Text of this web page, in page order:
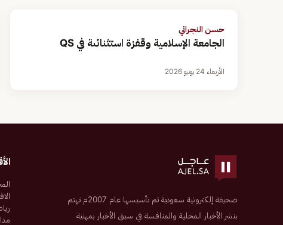
حسن النجراني
الجامعة الإسلامية وقفزة استثنائىة في QS
الأربعاء 24 يونيو 2026
صحيفة إلكترونية سعودية تم تأسيسها عام 2007م تهتم
بنشر الأخبار المحلية والمنافسة في سبق الأخبار بمهنية